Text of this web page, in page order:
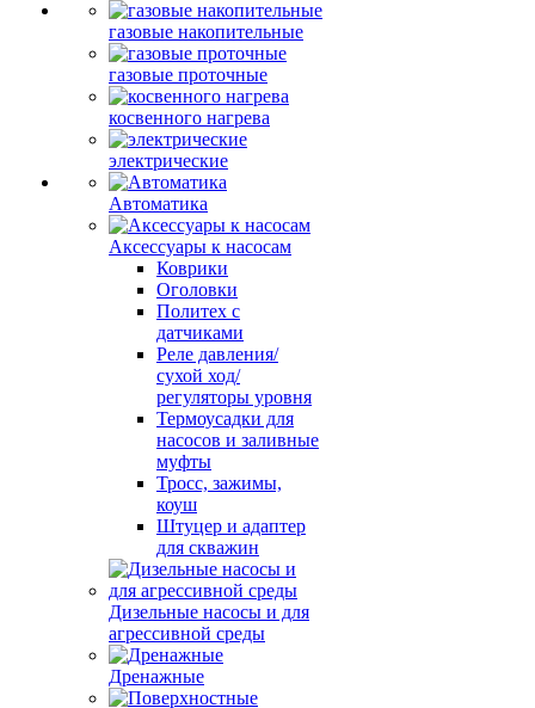
газовые накопительные
газовые проточные
косвенного нагрева
электрические
Автоматика
Аксессуары к насосам
Коврики
Оголовки
Политех с
датчиками
Реле давления/
сухой ход/
регуляторы уровня
Термоусадки для
насосов и заливные
муфты
Тросс, зажимы,
коуш
Штуцер и адаптер
для скважин
Дизельные насосы и для
агрессивной среды
Дренажные